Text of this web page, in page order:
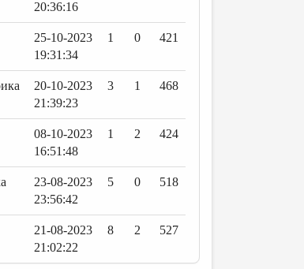
20:36:16
25-10-2023
19:31:34
1 0 421
20-10-2023
21:39:23
3 1 468
08-10-2023
16:51:48
1 2 424
23-08-2023
23:56:42
5 0 518
21-08-2023
21:02:22
8 2 527